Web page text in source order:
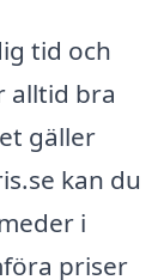
tid och
alltid bra
gäller
kan du
i
priser